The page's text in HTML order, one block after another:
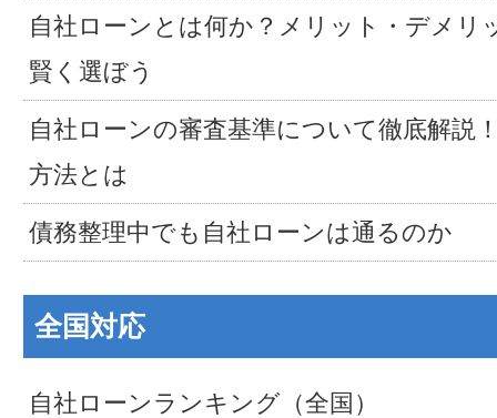
自社ローンとは何か？メリット・デメリ
賢く選ぼう
自社ローンの審査基準について徹底解説
方法とは
債務整理中でも自社ローンは通るのか
全国対応
自社ローンランキング（全国）